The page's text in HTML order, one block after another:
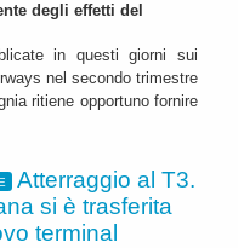
degli effetti del
in questi giorni sui
nel secondo trimestre
ritiene opportuno fornire
Atterraggio al T3.
si è trasferita
terminal